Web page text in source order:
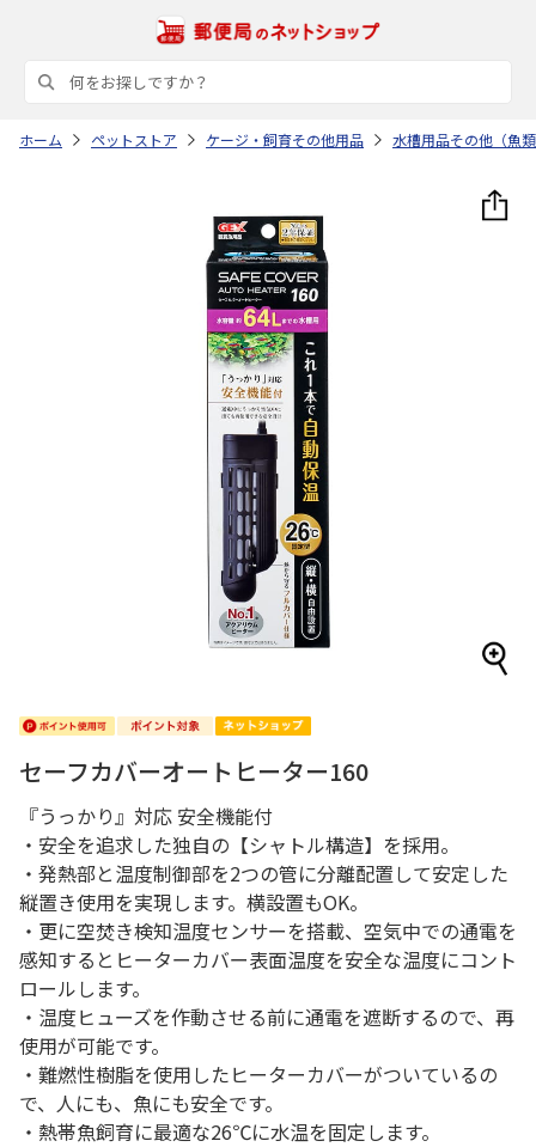
ホーム ペットストア ケージ・飼育その他用品 水槽用品その他（魚
セーフカバーオートヒーター160
『うっかり』対応 安全機能付
・安全を追求した独自の【シャトル構造】を採用。
・発熱部と温度制御部を2つの管に分離配置して安定した
縦置き使用を実現します。横設置もOK。
・更に空焚き検知温度センサーを搭載、空気中での通電を
感知するとヒーターカバー表面温度を安全な温度にコント
ロールします。
・温度ヒューズを作動させる前に通電を遮断するので、再
使用が可能です。
・難燃性樹脂を使用したヒーターカバーがついているの
で、人にも、魚にも安全です。
・熱帯魚飼育に最適な26℃に水温を固定します。